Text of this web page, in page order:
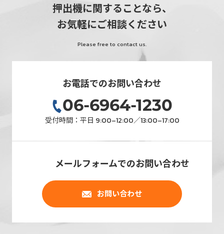
押出機に関することなら、
お気軽にご相談ください
Please free to contact us.
お電話でのお問い合わせ
06-6964-1230
受付時間：平日 9:00–12:00／13:00–17:00
メールフォームでのお問い合わせ
お問い合わせ